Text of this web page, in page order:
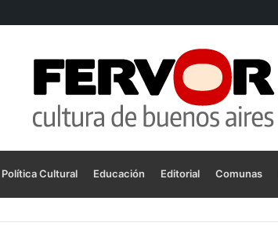
Política Cultural Educación Editorial Comunas